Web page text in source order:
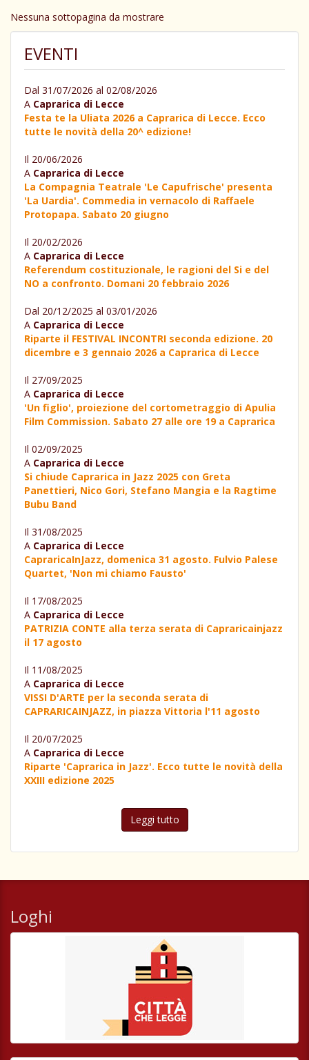
Nessuna sottopagina da mostrare
EVENTI
Dal 31/07/2026 al 02/08/2026
A Caprarica di Lecce
Festa te la Uliata 2026 a Caprarica di Lecce. Ecco
tutte le novità della 20^ edizione!
Il 20/06/2026
A Caprarica di Lecce
La Compagnia Teatrale 'Le Capufrische' presenta
'La Uardia'. Commedia in vernacolo di Raffaele
Protopapa. Sabato 20 giugno
Il 20/02/2026
A Caprarica di Lecce
Referendum costituzionale, le ragioni del Si e del
NO a confronto. Domani 20 febbraio 2026
Dal 20/12/2025 al 03/01/2026
A Caprarica di Lecce
Riparte il FESTIVAL INCONTRI seconda edizione. 20
dicembre e 3 gennaio 2026 a Caprarica di Lecce
Il 27/09/2025
A Caprarica di Lecce
'Un figlio', proiezione del cortometraggio di Apulia
Film Commission. Sabato 27 alle ore 19 a Caprarica
Il 02/09/2025
A Caprarica di Lecce
Si chiude Caprarica in Jazz 2025 con Greta
Panettieri, Nico Gori, Stefano Mangia e la Ragtime
Bubu Band
Il 31/08/2025
A Caprarica di Lecce
CapraricaInJazz, domenica 31 agosto. Fulvio Palese
Quartet, 'Non mi chiamo Fausto'
Il 17/08/2025
A Caprarica di Lecce
PATRIZIA CONTE alla terza serata di Capraricainjazz
il 17 agosto
Il 11/08/2025
A Caprarica di Lecce
VISSI D'ARTE per la seconda serata di
CAPRARICAINJAZZ, in piazza Vittoria l'11 agosto
Il 20/07/2025
A Caprarica di Lecce
Riparte 'Caprarica in Jazz'. Ecco tutte le novità della
XXIII edizione 2025
Leggi tutto
Loghi